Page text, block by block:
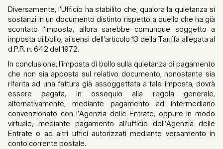
Diversamente, l’Ufficio ha stabilito che, qualora la quietanza si
sostanzi in un documento distinto rispetto a quello che ha già
scontato l’imposta, allora sarebbe comunque soggetto a
imposta di bollo, ai sensi dell’articolo 13 della Tariffa allegata al
d.P.R. n. 642 del 1972.
In conclusione, l’imposta di bollo sulla quietanza di pagamento
che non sia apposta sul relativo documento, nonostante sia
riferita ad una fattura già assoggettata a tale imposta, dovrà
essere pagata, in ossequio alla regola generale,
alternativamente, mediante pagamento ad intermediario
convenzionato con l’Agenzia delle Entrate, oppure in modo
virtuale, mediante pagamento all’ufficio dell’Agenzia delle
Entrate o ad altri uffici autorizzati mediante versamento in
conto corrente postale.